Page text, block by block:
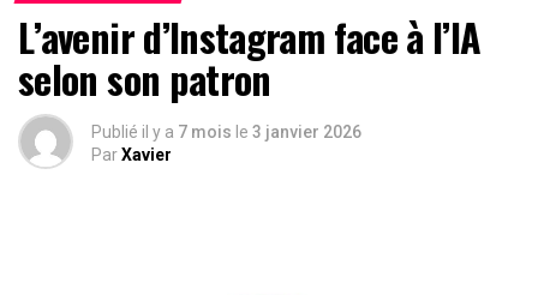
L’avenir d’Instagram face à l’IA
selon son patron
Publié il y a 7 mois le 3 janvier 2026
ParXavier